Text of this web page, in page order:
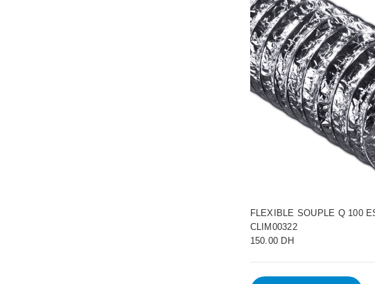
FLEXIBLE SOUPLE Q 100
CLIM00322
150.00 DH